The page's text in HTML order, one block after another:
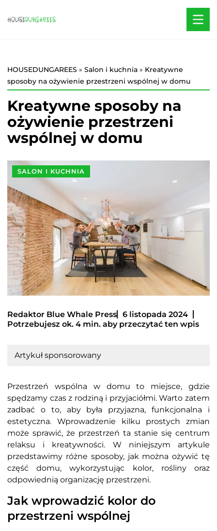
HOUSEDUNGAREES » Salon i kuchnia » Kreatywne
sposoby na ożywienie przestrzeni wspólnej w domu
Kreatywne sposoby na
ożywienie przestrzeni
wspólnej w domu
SALON I KUCHNIA
Redaktor Blue Whale Press
6 listopada 2024
Potrzebujesz ok. 4 min. aby przeczytać ten wpis
Artykuł sponsorowany
Przestrzeń wspólna w domu to miejsce, gdzie
spędzamy czas z rodziną i przyjaciółmi. Warto zatem
zadbać o to, aby była przyjazna, funkcjonalna i
estetyczna. Wprowadzenie kilku prostych zmian
może sprawić, że przestrzeń ta stanie się centrum
relaksu i kreatywności. W niniejszym artykule
przedstawimy różne sposoby, jak można ożywić tę
część domu, wykorzystując kolor, rośliny oraz
odpowiednią organizację przestrzeni.
Jak wprowadzić kolor do
przestrzeni wspólnej